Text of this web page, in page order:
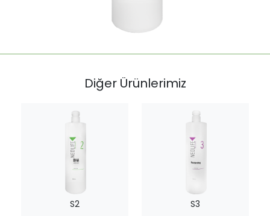
Diğer Ürünlerimiz
S2
S3